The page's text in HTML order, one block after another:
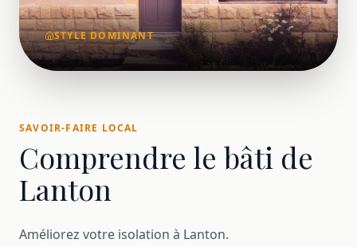
SAVOIR-FAIRE LOCAL
Comprendre le bâti de
Lanton
Améliorez votre isolation à Lanton.
STYLE DOMINANT